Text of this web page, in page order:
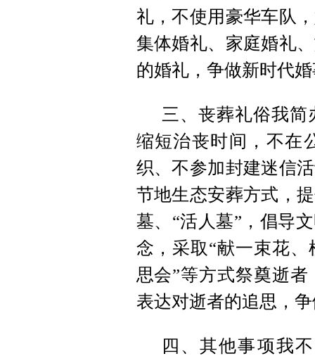
礼，不使用豪华车队
集体婚礼、家庭婚礼
的婚礼，争做新时代
三、丧葬礼俗我
缩短治丧时间，不在
织、不参加封建迷信
节地生态安葬方式，
墓、“活人墓”，倡导
念，采取“献一束花
思会”等方式祭奠逝
表达对逝者的追思，
四、其他事项我